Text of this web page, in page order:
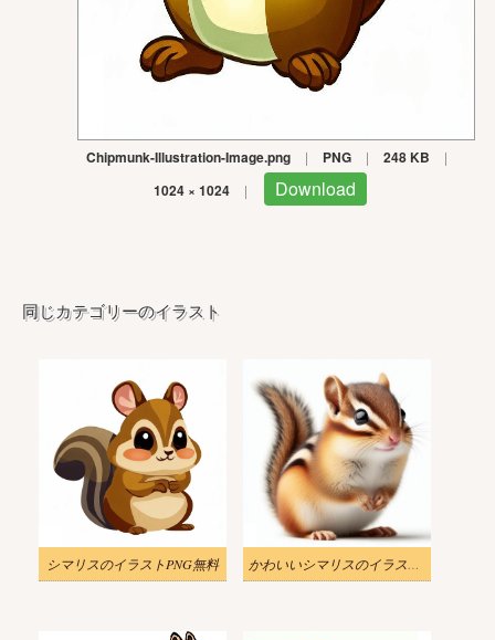
Chipmunk-Illustration-Image.png | PNG | 248 KB |
1024 × 1024 | Download
同じカテゴリーのイラスト
シマリスのイラストPNG無料 かわいいシマリスのイラスト無料